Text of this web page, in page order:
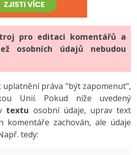
Bootstrap, SEO
vzory
vzory
aplikací
-80%
-80%
-25%
Effects
pro editaci komentářů a
osobních údajů nebudou
práva "být zapomenut",
Unií. Pokud níže uvedený
textu osobní údaje, uprav text
komentáře zachován, ale údaje
tedy: